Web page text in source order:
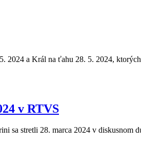
a Král na ťahu 28. 5. 2024,
v RTVS
sa stretli 28. marca 2024 v diskusnom